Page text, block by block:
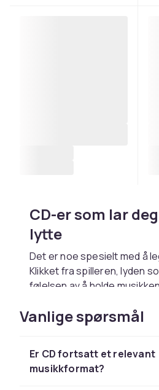
CD-er som lar
lytte
Det er noe spesielt med å
Klikket fra spilleren, lyden
følelsen av å holde
ikke krever tilkobling eller
finner du CD-er med alt fra
Fyll samlingen din
Vanlige spørsmål
Er CD fortsatt et relevant
musikkformat?